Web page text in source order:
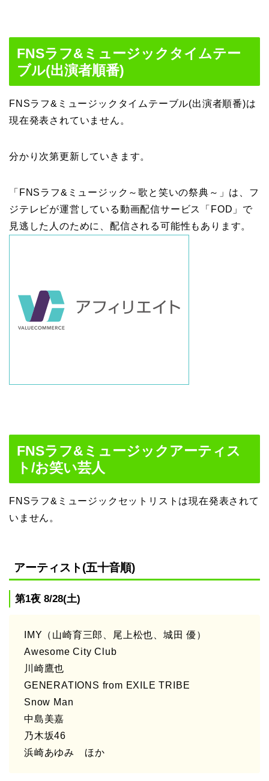
FNSラフ&ミュージックタイムテー
ブル(出演者順番)
FNSラフ&ミュージックタイムテーブル(出演者順番)は
現在発表されていません。
分かり次第更新していきます。
「FNSラフ&ミュージック～歌と笑いの祭典～」は、フ
ジテレビが運営している動画配信サービス「FOD」で
見逃した人のために、配信される可能性もあります。
FNSラフ&ミュージックアーティス
ト/お笑い芸人
FNSラフ&ミュージックセットリストは現在発表されて
いません。
アーティスト(五十音順)
第1夜 8/28(土)
IMY（山崎育三郎、尾上松也、城田 優）
Awesome City Club
川崎鷹也
GENERATIONS from EXILE TRIBE
Snow Man
中島美嘉
乃木坂46
浜崎あゆみ ほか